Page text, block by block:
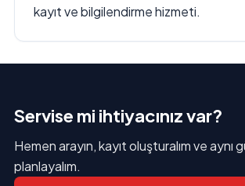
kayıt ve bilgilendirme hizmeti.
Servise mi ihtiyacınız var?
Hemen arayın, kayıt oluşturalım ve aynı
planlayalım.